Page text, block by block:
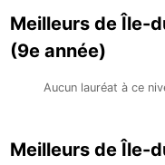
Meilleurs de Île-
(9e année)
Aucun lauréat à ce
Meilleurs de Île-